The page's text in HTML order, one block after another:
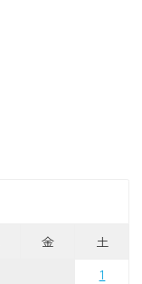
金 土
1